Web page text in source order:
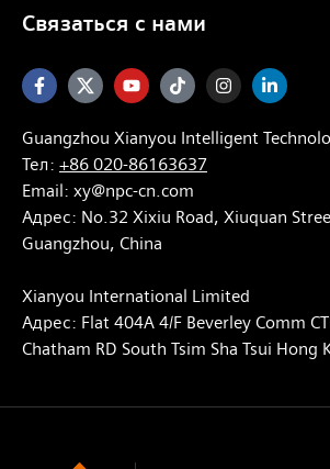
Cвязаться с нами
Guangzhou Xianyou Intelligent
Тел: +86 020-86163637
Email: xy@npc-cn.com
Адрес: No.32 Xixiu Road, Xiuquan
Guangzhou, China
Xianyou International Limited
Адрес: Flat 404A 4/F Beverley Comm
Chatham RD South Tsim Sha Tsui Hong